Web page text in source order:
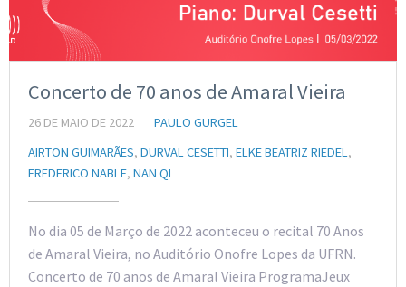
Concerto de 70 anos de Amaral Vieira
26 DE MAIO DE 2022
PAULO GURGEL
AIRTON GUIMARÃES, DURVAL CESETTI, ELKE BEATRIZ RIEDEL,
FREDERICO NABLE, NAN QI
No dia 05 de Março de 2022 aconteceu o recital 70 Anos
de Amaral Vieira, no Auditório Onofre Lopes da UFRN.
Concerto de 70 anos de Amaral Vieira ProgramaJeux